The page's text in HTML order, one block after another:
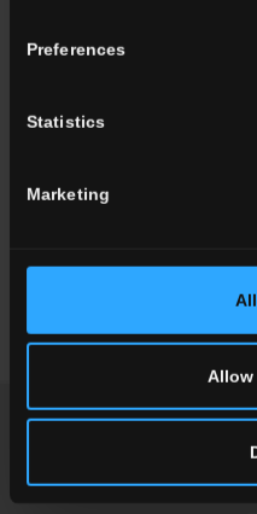
Preferences
Statistics
Marketing
Allow
Campeones Bar,